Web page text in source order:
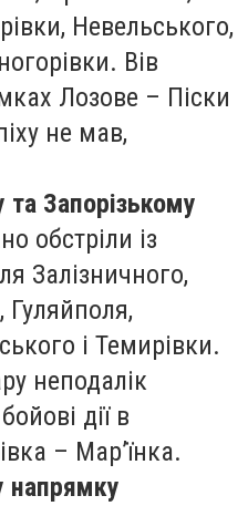
Невельського,
Вів
Лозове – Піски
не мав,
Запорізькому
обстріли із
Залізничного,
Гуляйполя,
і Темирівки.
неподалік
дії в
– Мар’їнка.
напрямку